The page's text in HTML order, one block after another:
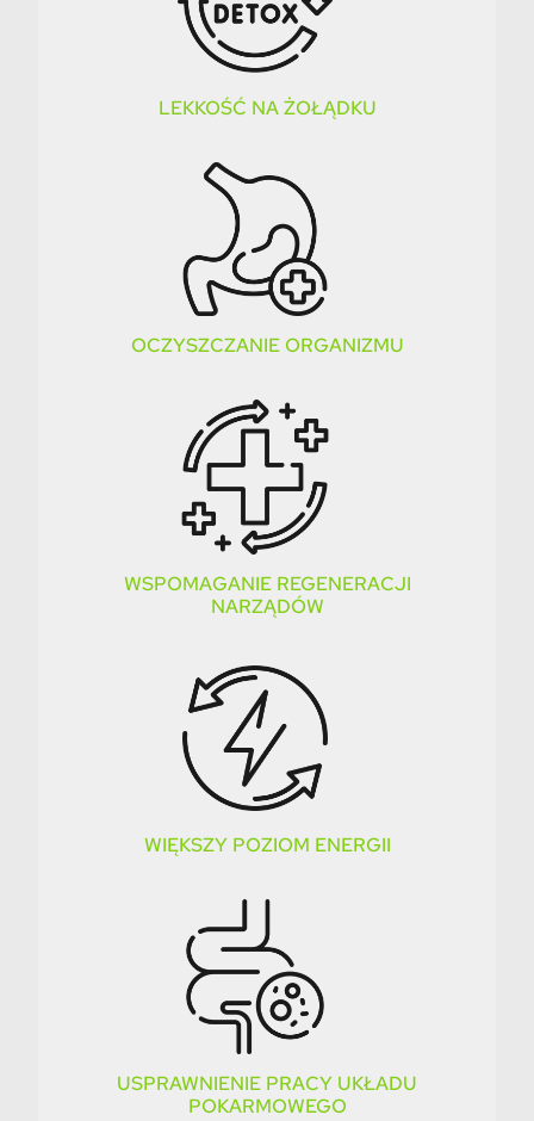
LEKKOŚĆ NA ŻOŁĄDKU
OCZYSZCZANIE ORGANIZMU​
WSPOMAGANIE REGENERACJI
NARZĄDÓW
WIĘKSZY POZIOM ENERGII
USPRAWNIENIE PRACY UKŁADU
POKARMOWEGO